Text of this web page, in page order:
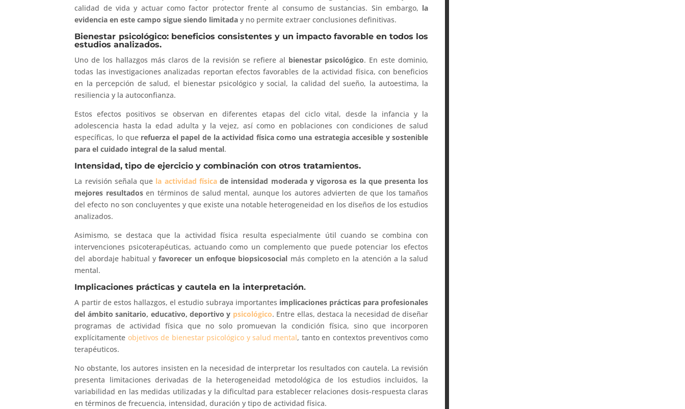
calidad de vida y actuar como factor protector frente al consumo de sustancias. Sin embargo, la
evidencia en este campo sigue siendo limitada y no permite extraer conclusiones definitivas.
Bienestar psicológico: beneficios consistentes y un impacto favorable en todos los
estudios analizados.
Uno de los hallazgos más claros de la revisión se refiere al bienestar psicológico. En este dominio,
todas las investigaciones analizadas reportan efectos favorables de la actividad física, con beneficios
en la percepción de salud, el bienestar psicológico y social, la calidad del sueño, la autoestima, la
resiliencia y la autoconfianza.
Estos efectos positivos se observan en diferentes etapas del ciclo vital, desde la infancia y la
adolescencia hasta la edad adulta y la vejez, así como en poblaciones con condiciones de salud
específicas, lo que refuerza el papel de la actividad física como una estrategia accesible y sostenible
para el cuidado integral de la salud mental.
Intensidad, tipo de ejercicio y combinación con otros tratamientos.
La revisión señala que la actividad físicade intensidad moderada y vigorosa es la que presenta los
mejores resultadosen términos de salud mental, aunque los autores advierten de que los tamaños
del efecto no son concluyentes y que existe una notable heterogeneidad en los diseños de los estudios
analizados.
Asimismo, se destaca que la actividad física resulta especialmente útil cuando se combina con
intervenciones psicoterapéuticas, actuando como un complemento que puede potenciar los efectos
del abordaje habitual yfavorecer un enfoque biopsicosocial más completo en la atención a la salud
mental.
Implicaciones prácticas y cautela en la interpretación.
A partir de estos hallazgos, el estudio subraya importantes implicaciones prácticas para profesionales
del ámbito sanitario, educativo, deportivo y psicológico. Entre ellas, destaca la necesidad de diseñar
programas de actividad física que no solo promuevan la condición física, sino que incorporen
explícitamente objetivos de bienestar psicológico y salud mental, tanto en contextos preventivos como
terapéuticos.
No obstante, los autores insisten en la necesidad de interpretar los resultados con cautela. La revisión
presenta limitaciones derivadas de la heterogeneidad metodológica de los estudios incluidos, la
variabilidad en las medidas utilizadas y la dificultad para establecer relaciones dosis-respuesta claras
en términos de frecuencia, intensidad, duración y tipo de actividad física.